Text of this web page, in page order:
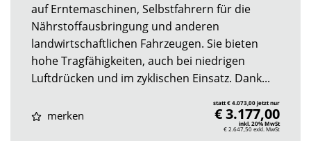
auf Erntemaschinen, Selbstfahrern für die
Nährstoffausbringung und anderen
landwirtschaftlichen Fahrzeugen. Sie bieten
hohe Tragfähigkeiten, auch bei niedrigen
Luftdrücken und im zyklischen Einsatz. Dank...
merken
statt € 4.073,00 jetzt nur
€ 3.177,00
inkl. 20% MwSt
€ 2.647,50exkl. MwSt